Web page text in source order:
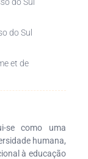
do Sul
et de
se como uma
humana,
à educação